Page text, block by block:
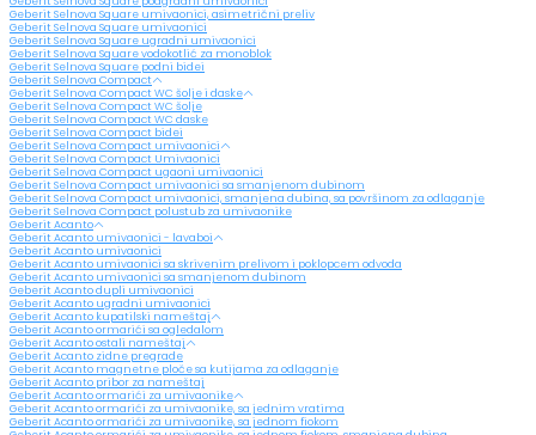
Geberit Selnova Square umivaonici, asimetrični preliv
Geberit Selnova Square umivaonici
Geberit Selnova Square ugradni umivaonici
Geberit Selnova Square vodokotlić za monoblok
Geberit Selnova Square podni bidei
Geberit Selnova Compact
Geberit Selnova Compact WC šolje i daske
Geberit Selnova Compact WC šolje
Geberit Selnova Compact WC daske
Geberit Selnova Compact bidei
Geberit Selnova Compact umivaonici
Geberit Selnova Compact Umivaonici
Geberit Selnova Compact ugaoni umivaonici
Geberit Selnova Compact umivaonici sa smanjenom dubinom
Geberit Selnova Compact umivaonici, smanjena dubina, sa površinom za odlaganje
Geberit Selnova Compact polustub za umivaonike
Geberit Acanto
Geberit Acanto umivaonici - lavaboi
Geberit Acanto umivaonici
Geberit Acanto umivaonici sa skrivenim prelivom i poklopcem odvoda
Geberit Acanto umivaonici sa smanjenom dubinom
Geberit Acanto dupli umivaonici
Geberit Acanto ugradni umivaonici
Geberit Acanto kupatilski nameštaj
Geberit Acanto ormarići sa ogledalom
Geberit Acanto ostali nameštaj
Geberit Acanto zidne pregrade
Geberit Acanto magnetne ploče sa kutijama za odlaganje
Geberit Acanto pribor za nameštaj
Geberit Acanto ormarići za umivaonike
Geberit Acanto ormarići za umivaonike, sa jednim vratima
Geberit Acanto ormarići za umivaonike, sa jednom fiokom